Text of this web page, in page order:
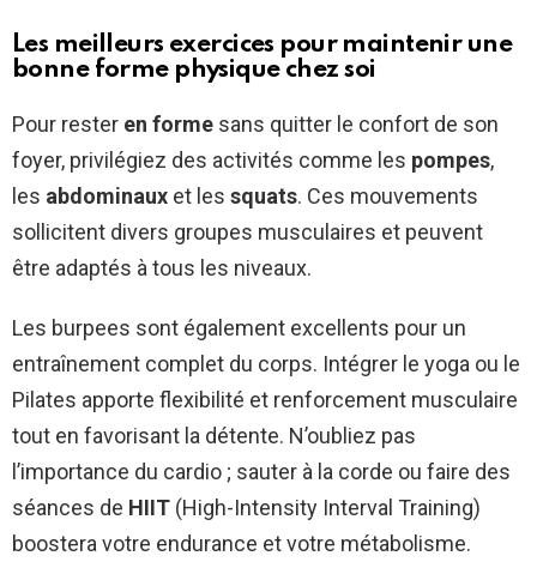
Les meilleurs exercices pour maintenir une
bonne forme physique chez soi
Pour rester en forme sans quitter le confort de son
foyer, privilégiez des activités comme les pompes,
les abdominaux et les squats. Ces mouvements
sollicitent divers groupes musculaires et peuvent
être adaptés à tous les niveaux.
Les burpees sont également excellents pour un
entraînement complet du corps. Intégrer le yoga ou le
Pilates apporte flexibilité et renforcement musculaire
tout en favorisant la détente. N’oubliez pas
l’importance du cardio ; sauter à la corde ou faire des
séances de HIIT (High-Intensity Interval Training)
boostera votre endurance et votre métabolisme.